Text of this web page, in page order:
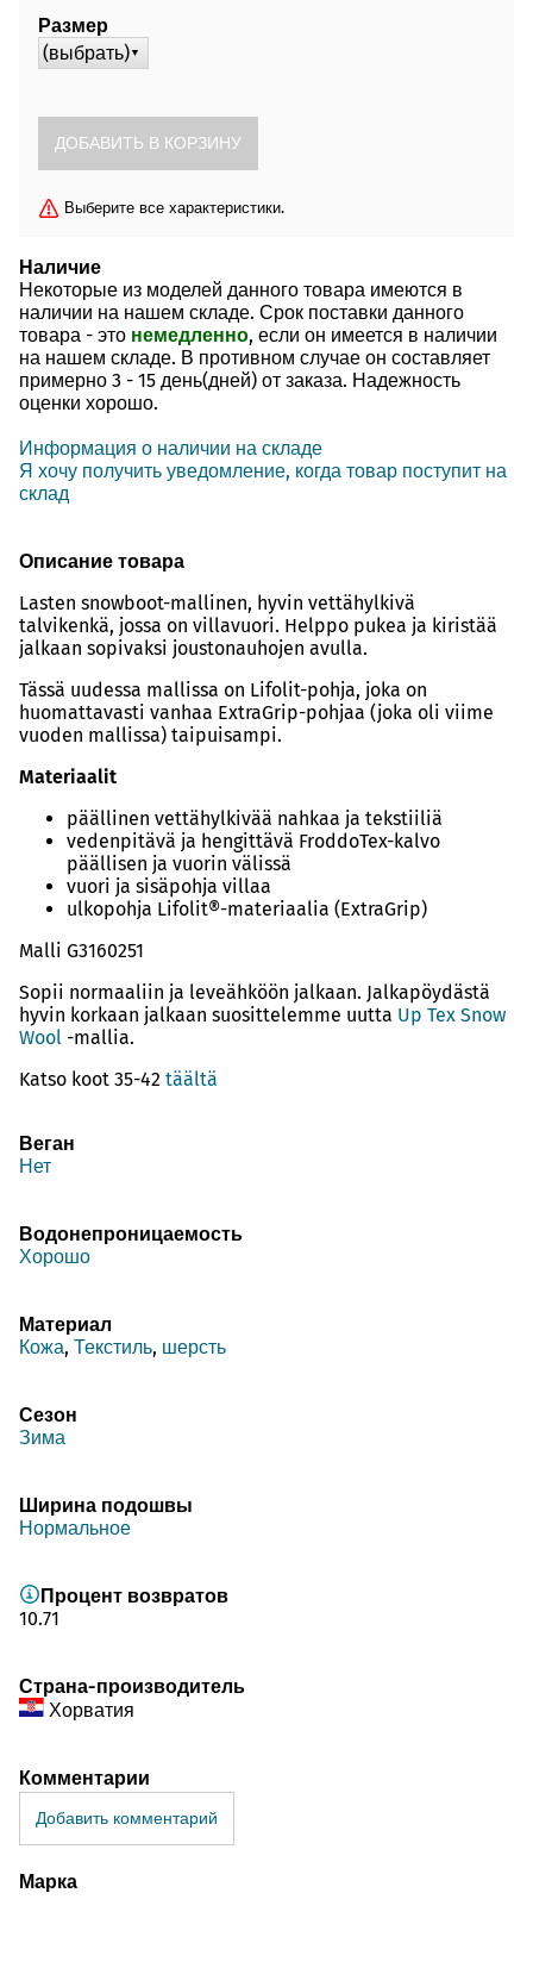
Размер
(выбрать) ▼
Выберите все характеристики.
Наличие
Некоторые из моделей данного товара имеются в
наличии на нашем складе. Срок поставки данного
товара - это немедленно, если он имеется в наличии
на нашем складе. В противном случае он составляет
примерно 3 - 15 день(дней) от заказа. Надежность
оценки хорошо.
Информация о наличии на складе
Я хочу получить уведомление, когда товар поступит на
склад
Описание товара
Lasten snowboot-mallinen, hyvin vettähylkivä
talvikenkä, jossa on villavuori. Helppo pukea ja kiristää
jalkaan sopivaksi joustonauhojen avulla.
Tässä uudessa mallissa on Lifolit-pohja, joka on
huomattavasti vanhaa ExtraGrip-pohjaa (joka oli viime
vuoden mallissa) taipuisampi.
Materiaalit
päällinen vettähylkivää nahkaa ja tekstiiliä
vedenpitävä ja hengittävä FroddoTex-kalvo
päällisen ja vuorin välissä
vuori ja sisäpohja villaa
ulkopohja Lifolit®-materiaalia (ExtraGrip)
Malli G3160251
Sopii normaaliin ja leveähköön jalkaan. Jalkapöydästä
hyvin korkaan jalkaan suosittelemme uutta Up Tex Snow
Wool -mallia.
Katso koot 35-42 täältä
Веган
Нет
Водонепроницаемость
Хорошо
Материал
Кожа, Текстиль, шерсть
Сезон
Зима
Ширина подошвы
Нормальное
Процент возвратов
10.71
Страна-производитель
Хорватия
Комментарии
Добавить комментарий
Марка